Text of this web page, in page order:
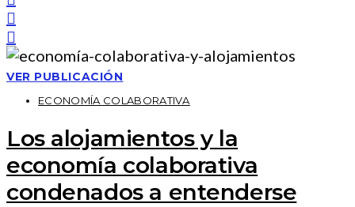
VER PUBLICACIÓN
ECONOMÍA COLABORATIVA
Los alojamientos y la
economía colaborativa
condenados a entenderse